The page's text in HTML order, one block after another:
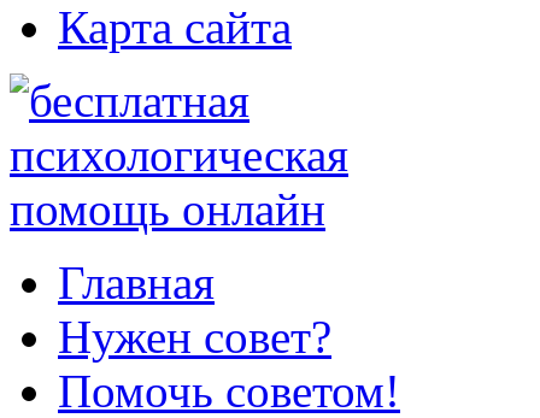
Карта сайта
Главная
Нужен совет?
Помочь советом!